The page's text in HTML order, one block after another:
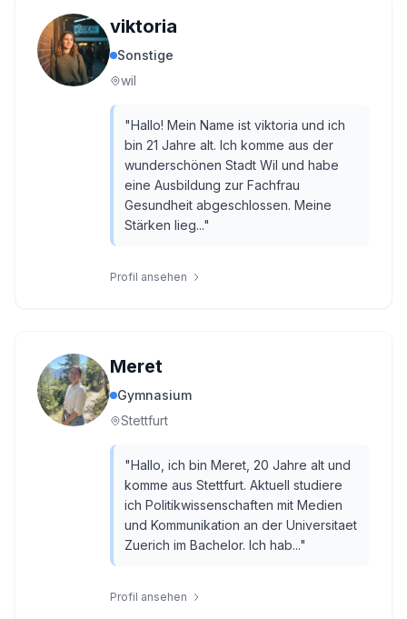
viktoria
Sonstige
wil
"Hallo! Mein Name ist viktoria und ich
bin 21 Jahre alt. Ich komme aus der
wunderschönen Stadt Wil und habe
eine Ausbildung zur Fachfrau
Gesundheit abgeschlossen. Meine
Stärken lieg..."
Profil ansehen
Meret
Gymnasium
Stettfurt
"Hallo, ich bin Meret, 20 Jahre alt und
komme aus Stettfurt. Aktuell studiere
ich Politikwissenschaften mit Medien
und Kommunikation an der Universitaet
Zuerich im Bachelor. Ich hab..."
Profil ansehen